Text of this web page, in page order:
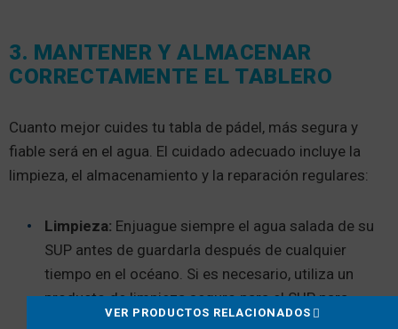
3. MANTENER Y ALMACENAR
CORRECTAMENTE EL TABLERO
Cuanto mejor cuides tu tabla de pádel, más segura y
fiable será en el agua. El cuidado adecuado incluye la
limpieza, el almacenamiento y la reparación regulares:
Limpieza: Enjuague siempre el agua salada de su
SUP antes de guardarla después de cualquier
tiempo en el océano. Si es necesario, utiliza un
producto de limpieza seguro para el SUP para
enjuagar tu tabla y minimizar la acumulación de
VER PRODUCTOS RELACIONADOS